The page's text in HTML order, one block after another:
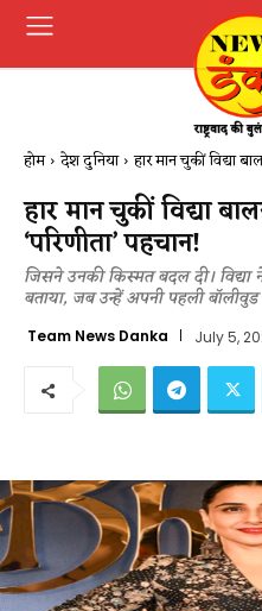
होम देश दुनिया हार मान चुकीं विद्या
हार मान चुकीं विद्या
‘परिणीता’ पहचान​!
जिसने उनकी किस्मत बदल दी।
बताया, जब उन्हें अपनी पहली बॉलीवुड
Team News Danka July 5,